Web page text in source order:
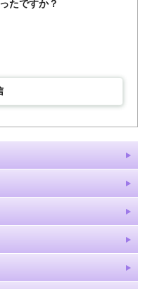
たですか？